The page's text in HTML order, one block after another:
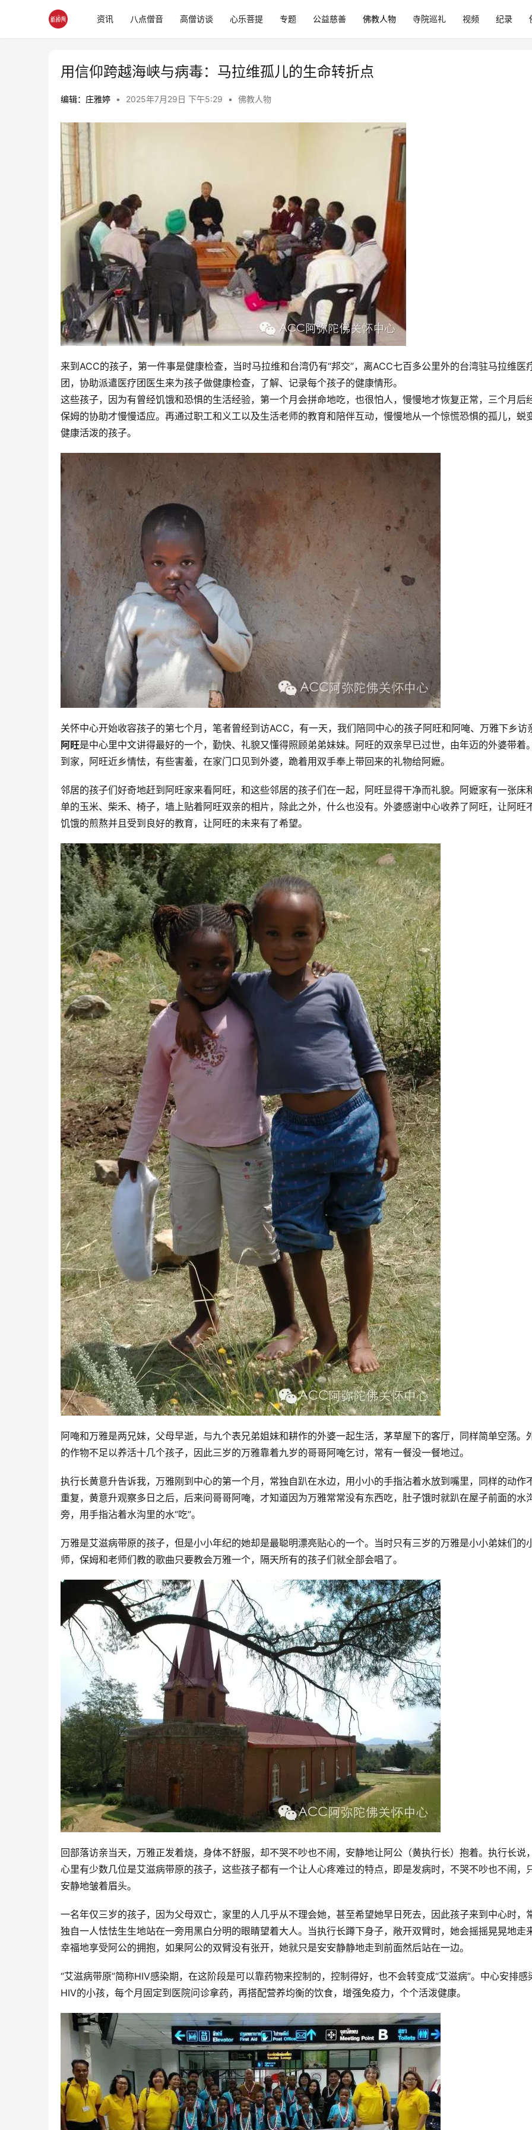
资讯 八点僧音 高僧访谈 心乐菩提 专题 公益慈善 佛教人物 寺院巡礼 视频 纪录
用信仰跨越海峡与病毒：马拉维孤儿的生命转折点
编辑：庄雅婷 • 2025年7月29日 下午5:29 • 佛教人物
来到ACC的孩子，第一件事是健康检查，当时马拉维和台湾仍有“邦交”，离ACC七百多公里外的台湾驻马拉维医
团，协助派遣医疗团医生来为孩子做健康检查，了解、记录每个孩子的健康情形。
这些孩子，因为有曾经饥饿和恐惧的生活经验，第一个月会拼命地吃，也很怕人，慢慢地才恢复正常，三个月后
保姆的协助才慢慢适应。再通过职工和义工以及生活老师的教育和陪伴互动，慢慢地从一个惊慌恐惧的孤儿，蜕
健康活泼的孩子。
关怀中心开始收容孩子的第七个月，笔者曾经到访ACC，有一天，我们陪同中心的孩子阿旺和阿唵、万雅下乡访
阿旺是中心里中文讲得最好的一个，勤快、礼貌又懂得照顾弟弟妹妹。阿旺的双亲早已过世，由年迈的外婆带着
到家，阿旺近乡情怯，有些害羞，在家门口见到外婆，跪着用双手奉上带回来的礼物给阿嬷。
邻居的孩子们好奇地赶到阿旺家来看阿旺，和这些邻居的孩子们在一起，阿旺显得干净而礼貌。阿嬷家有一张床
单的玉米、柴禾、椅子，墙上贴着阿旺双亲的相片，除此之外，什么也没有。外婆感谢中心收养了阿旺，让阿旺
饥饿的煎熬并且受到良好的教育，让阿旺的未来有了希望。
阿唵和万雅是两兄妹，父母早逝，与九个表兄弟姐妹和耕作的外婆一起生活，茅草屋下的客厅，同样简单空荡。
的作物不足以养活十几个孩子，因此三岁的万雅靠着九岁的哥哥阿唵乞讨，常有一餐没一餐地过。
执行长黄意升告诉我，万雅刚到中心的第一个月，常独自趴在水边，用小小的手指沾着水放到嘴里，同样的动作
重复，黄意升观察多日之后，后来问哥哥阿唵，才知道因为万雅常常没有东西吃，肚子饿时就趴在屋子前面的水
旁，用手指沾着水沟里的水“吃”。
万雅是艾滋病带原的孩子，但是小小年纪的她却是最聪明漂亮贴心的一个。当时只有三岁的万雅是小小弟妹们的
师，保姆和老师们教的歌曲只要教会万雅一个，隔天所有的孩子们就全部会唱了。
回部落访亲当天，万雅正发着烧，身体不舒服，却不哭不吵也不闹，安静地让阿公（黄执行长）抱着。执行长说
心里有少数几位是艾滋病带原的孩子，这些孩子都有一个让人心疼难过的特点，即是发病时，不哭不吵也不闹，
安静地皱着眉头。
一名年仅三岁的孩子，因为父母双亡，家里的人几乎从不理会她，甚至希望她早日死去，因此孩子来到中心时，
独自一人怯怯生生地站在一旁用黑白分明的眼睛望着大人。当执行长蹲下身子，敞开双臂时，她会摇摇晃晃地走
幸福地享受阿公的拥抱，如果阿公的双臂没有张开，她就只是安安静静地走到前面然后站在一边。
“艾滋病带原”简称HIV感染期，在这阶段是可以靠药物来控制的，控制得好，也不会转变成“艾滋病”。中心安排感
HIV的小孩，每个月固定到医院问诊拿药，再搭配营养均衡的饮食，增强免疫力，个个活泼健康。